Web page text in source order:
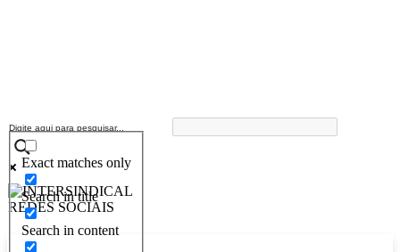
Exact matches only
Search in title
Search in content